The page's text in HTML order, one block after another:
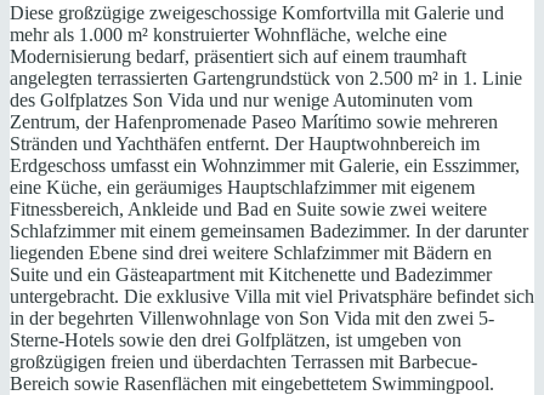
Diese großzügige zweigeschossige Komfortvilla mit Galerie und
mehr als 1.000 m² konstruierter Wohnfläche, welche eine
Modernisierung bedarf, präsentiert sich auf einem traumhaft
angelegten terrassierten Gartengrundstück von 2.500 m² in 1. Linie
des Golfplatzes Son Vida und nur wenige Autominuten vom
Zentrum, der Hafenpromenade Paseo Marítimo sowie mehreren
Stränden und Yachthäfen entfernt. Der Hauptwohnbereich im
Erdgeschoss umfasst ein Wohnzimmer mit Galerie, ein Esszimmer,
eine Küche, ein geräumiges Hauptschlafzimmer mit eigenem
Fitnessbereich, Ankleide und Bad en Suite sowie zwei weitere
Schlafzimmer mit einem gemeinsamen Badezimmer. In der darunter
liegenden Ebene sind drei weitere Schlafzimmer mit Bädern en
Suite und ein Gästeapartment mit Kitchenette und Badezimmer
untergebracht. Die exklusive Villa mit viel Privatsphäre befindet sich
in der begehrten Villenwohnlage von Son Vida mit den zwei 5-
Sterne-Hotels sowie den drei Golfplätzen, ist umgeben von
großzügigen freien und überdachten Terrassen mit Barbecue-
Bereich sowie Rasenflächen mit eingebettetem Swimmingpool.